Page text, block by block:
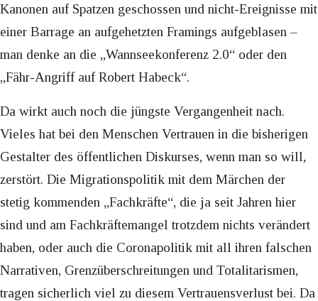
Kanonen auf Spatzen geschossen und nicht-Ereignisse mit
einer Barrage an aufgehetzten Framings aufgeblasen –
man denke an die „Wannseekonferenz 2.0“ oder den
„Fähr-Angriff auf Robert Habeck“.
Da wirkt auch noch die jüngste Vergangenheit nach.
Vieles hat bei den Menschen Vertrauen in die bisherigen
Gestalter des öffentlichen Diskurses, wenn man so will,
zerstört. Die Migrationspolitik mit dem Märchen der
stetig kommenden „Fachkräfte“, die ja seit Jahren hier
sind und am Fachkräftemangel trotzdem nichts verändert
haben, oder auch die Coronapolitik mit all ihren falschen
Narrativen, Grenzüberschreitungen und Totalitarismen,
tragen sicherlich viel zu diesem Vertrauensverlust bei. Da